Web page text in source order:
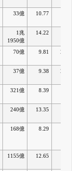
33億 10.77
1兆
1950億
14.22
70億 9.81
37億 9.38
321億 8.39
240億 13.35
168億 8.29
1155億 12.65